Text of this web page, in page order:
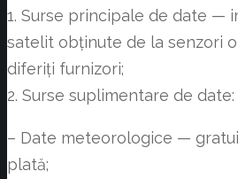
​​1. Surse principale de date —
satelit obținute de la senzori
diferiți furnizori;
2. Surse suplimentare de date:
– Date meteorologice —
plată;